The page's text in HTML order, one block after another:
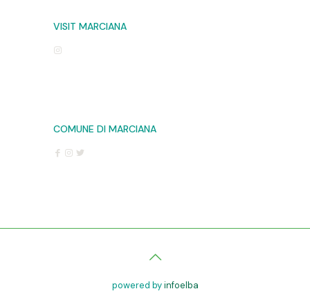
VISIT MARCIANA
COMUNE DI MARCIANA
powered byinfoelba